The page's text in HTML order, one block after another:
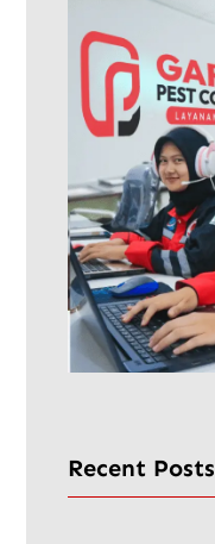
Recent Posts